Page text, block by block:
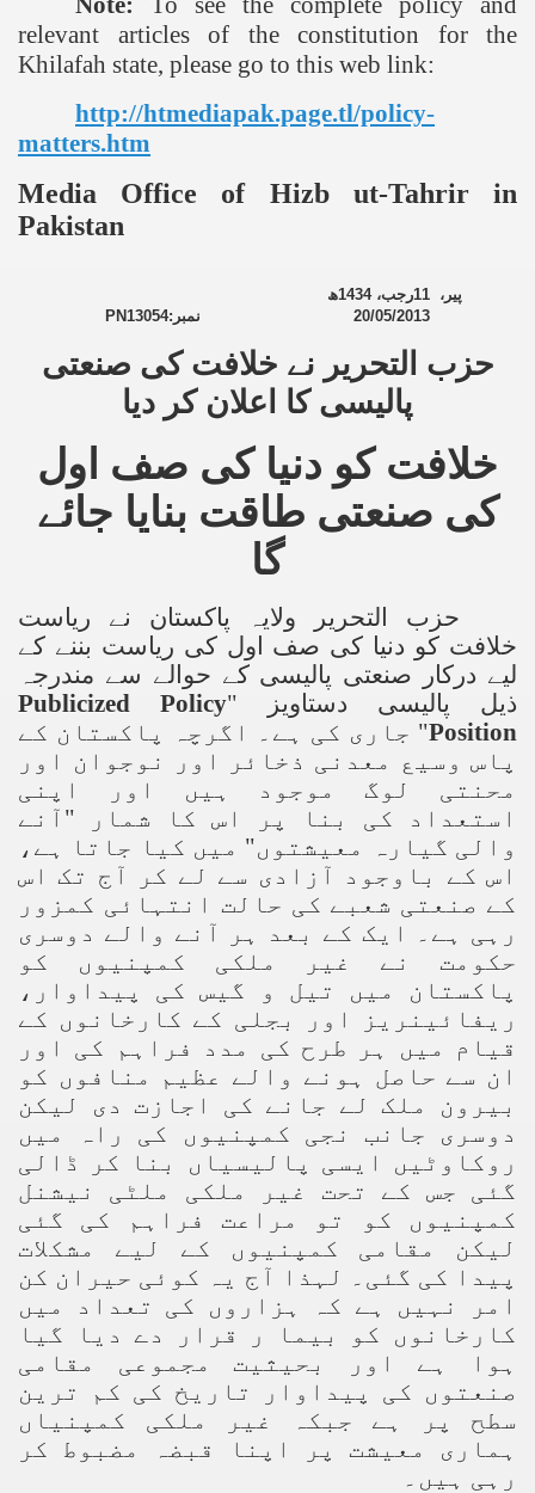
relevant articles of the constitution for the
Khilafah state, please go to this web link:
http://htmediapak.page.tl/policy-
matters.htm
Media Office of Hizb ut-Tahrir in
Pakistan
پیر، 11رجب،1434ھ
20/05/2013 نمبر:PN13054
حزب التحریر نے خلافت کی صنعتی
پالیسی کا اعلان کر دیا
خلافت کو دنیا کی صف اول
کی صنعتی طاقت بنایا جائے
گا
حزب التحریر ولایہ پاکستان نے ریاست
خلافت کو دنیا کی صف اول کی ریاست بننے کے
لیے درکار صنعتی پالیسی کے حوالے سے مندرجہ
ذیل پالیسی دستاویز "Publicized Policy
Position" جاری کی ہے۔ اگرچہ پاکستان کے
پاس وسیع معدنی ذخائر اور نوجوان اور
محنتی لوگ موجود ہیں اور اپنی
استعداد کی بنا پر اس کا شمار "آنے
والی گیارہ معیشتوں" میں کیا جاتا ہے،
اس کے باوجود آزادی سے لے کر آج تک اس
کے صنعتی شعبے کی حالت انتہائی کمزور
رہی ہے۔ ایک کے بعد ہر آنے والے دوسری
حکومت نے غیر ملکی کمپنیوں کو
پاکستان میں تیل و گیس کی پیداوار،
ریفائینریز اور بجلی کے کارخانوں کے
قیام میں ہر طرح کی مدد فراہم کی اور
ان سے حاصل ہونے والے عظیم منافوں کو
بیرون ملک لے جانے کی اجازت دی لیکن
دوسری جانب نجی کمپنیوں کی راہ میں
روکاوٹیں ایسی پالیسیاں بنا کر ڈالی
گئی جس کے تحت غیر ملکی ملٹی نیشنل
کمپنیوں کو تو مراعت فراہم کی گئی
لیکن مقامی کمپنیوں کے لیے مشکلات
پیدا کی گئی۔ لہذا آج یہ کوئی حیران کن
امر نہیں ہے کہ ہزاروں کی تعداد میں
کارخانوں کو بیما ر قرار دے دیا گیا
ہوا ہے اور بحیثیت مجموعی مقامی
صنعتوں کی پیداوار تاریخ کی کم ترین
سطح پر ہے جبکہ غیر ملکی کمپنیاں
ہماری معیشت پر اپنا قبضہ مضبوط کر
رہی ہیں۔